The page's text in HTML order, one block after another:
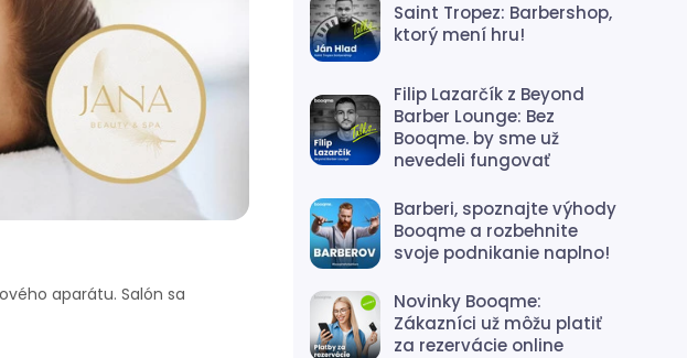
aparátu. Salón sa
Saint Tropez: Barbershop,
ktorý mení hru!
Filip Lazarčík z Beyond
Barber Lounge: Bez
Booqme. by sme už
nevedeli fungovať
Barberi, spoznajte výhody
Booqme a rozbehnite
svoje podnikanie naplno!
Novinky Booqme:
Zákazníci už môžu platiť
za rezervácie online